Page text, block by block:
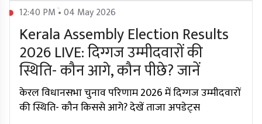
12:40 PM • 04 May 2026
Kerala Assembly Election Results
2026 LIVE: दिग्गज उम्मीदवारों की
स्थिति- कौन आगे, कौन पीछे? जानें
केरल विधानसभा चुनाव परिणाम 2026 में दिग्गज उम्मीदवारों
की स्थिति- कौन किससे आगे? देखें ताजा अपडेट्स